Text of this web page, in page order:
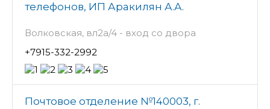
телефонов, ИП Аракилян А.А.
Волковская, вл2а/4 - вход со двора
+7915-332-2992
Почтовое отделение №140003, г.